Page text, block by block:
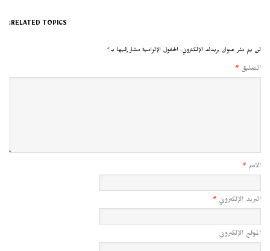
RELATED TOPICS:
لن يتم نشر عنوان بريدك الإلكتروني. الحقول الإلزامية مشار إليها بـ*
التعليق *
الاسم *
البريد الإلكتروني *
الموقع الإلكتروني